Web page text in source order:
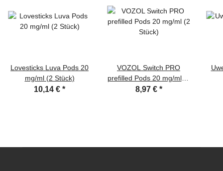
Lovesticks Luva Pods 20
mg/ml (2 Stück)
10,14 € *
VOZOL Switch PRO
prefilled Pods 20 mg/ml (2
Stück)
8,97 € *